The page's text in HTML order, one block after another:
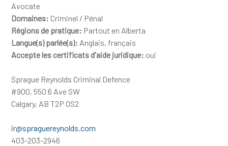
Avocate
Domaines: Criminel / Pénal
Régions de pratique: Partout en Alberta
Langue(s) parlée(s): Anglais, français
Accepte les certificats d'aide juridique: oui
Sprague Reynolds Criminal Defence
#900, 550 6 Ave SW
Calgary, AB T2P 0S2
ir@spraguereynolds.com
403-203-2946